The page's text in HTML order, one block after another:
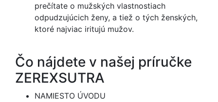
prečítate o mužských vlastnostiach
odpudzujúcich ženy, a tiež o tých ženských,
ktoré najviac iritujú mužov.
Čo nájdete v našej príručke
ZEREXSUTRA
NAMIESTO ÚVODU